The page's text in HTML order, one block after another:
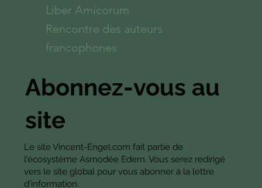
Abonnez-vous au
site
Le site Vincent-Engel.com fait partie de
l'écosystème Asmodée Edern. Vous serez redirigé
vers le site global pour vous abonner à la lettre
d'information.
Liber Amicorum
Rencontre des auteurs
francophones